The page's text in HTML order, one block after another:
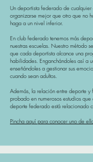
Un deportista federado de
organizarse mejor que otro que no
haga a un nivel inferior.
En club federado tenemos más
nuestras escuelas. Nuestro método
que cada deportista alcance una
habilidades. Enganchándoles así a
enseñándoles a gestionar sus
cuando sean adultos.
Además, la relación entre deporte y
probado en numerosos estudios
deporte federado está relacionado
Pincha aquí para conocer uno de